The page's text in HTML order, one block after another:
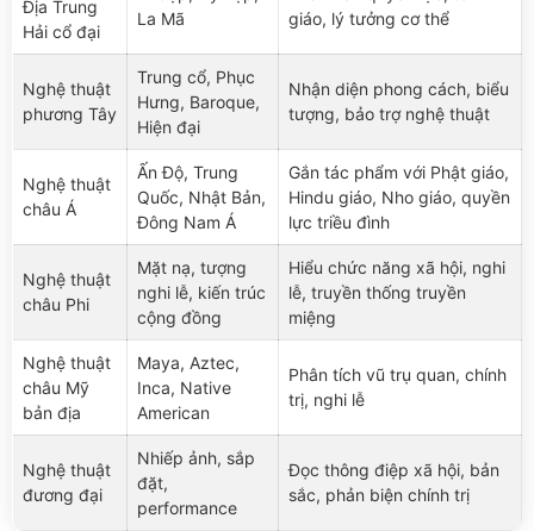
Địa Trung
Hải cổ đại
La Mã
giáo, lý tưởng cơ thể
Nghệ thuật
phương Tây
Trung cổ, Phục
Hưng, Baroque,
Hiện đại
Nhận diện phong cách, biểu
tượng, bảo trợ nghệ thuật
Nghệ thuật
châu Á
Ấn Độ, Trung
Quốc, Nhật Bản,
Đông Nam Á
Gắn tác phẩm với Phật giáo,
Hindu giáo, Nho giáo, quyền
lực triều đình
Nghệ thuật
châu Phi
Mặt nạ, tượng
nghi lễ, kiến trúc
cộng đồng
Hiểu chức năng xã hội, nghi
lễ, truyền thống truyền
miệng
Nghệ thuật
châu Mỹ
bản địa
Maya, Aztec,
Inca, Native
American
Phân tích vũ trụ quan, chính
trị, nghi lễ
Nghệ thuật
đương đại
Nhiếp ảnh, sắp
đặt,
performance
Đọc thông điệp xã hội, bản
sắc, phản biện chính trị